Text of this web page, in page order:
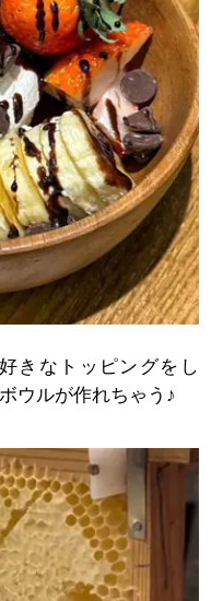
きなトッピングをし
ウルが作れちゃう♪